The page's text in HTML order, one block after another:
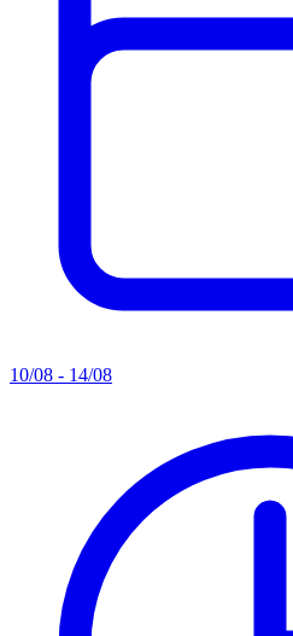
10/08 - 14/08